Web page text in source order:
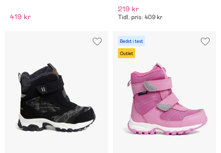
419 kr
219 kr
Tidl. pris: 409 kr
Bedst i test
Outlet